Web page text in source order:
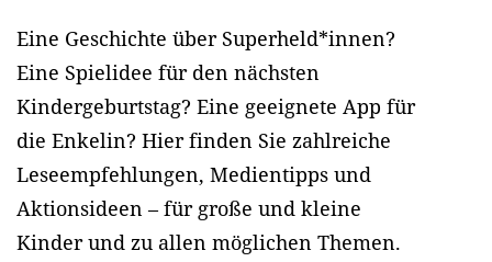
Eine Geschichte über Superheld*innen?
Eine Spielidee für den nächsten
Kindergeburtstag? Eine geeignete App für
die Enkelin? Hier finden Sie zahlreiche
Leseempfehlungen, Medientipps und
Aktionsideen – für große und kleine
Kinder und zu allen möglichen Themen.